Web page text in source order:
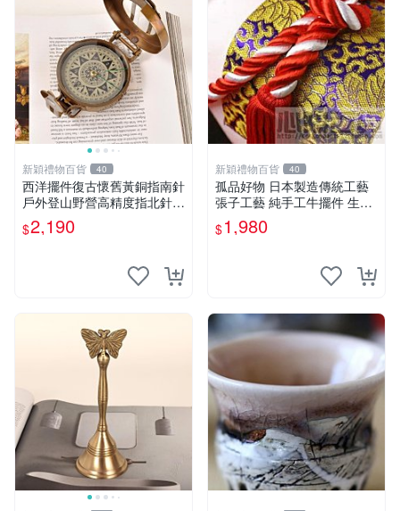
新穎禮物百貨 40
西洋擺件復古懷舊黃銅指南針
戶外登山野營高精度指北針羅
盤
$2,190
新穎禮物百貨 40
孤品好物 日本製造傳統工藝
張子工藝 純手工牛擺件 生肖
丑牛擺設
$1,980